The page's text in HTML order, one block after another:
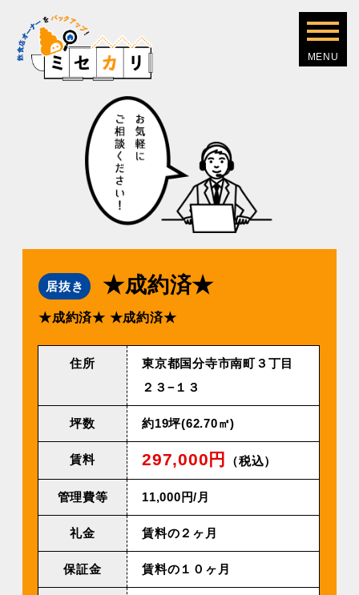
居抜き ★成約済★
★成約済★ ★成約済★
住所
東京都国分寺市南町３丁目
２３−１３
坪数 約19坪(62.70㎡)
賃料 297,000円 （税込）
管理費等 11,000円/⽉
礼金 賃料の２ヶ月
保証金 賃料の１０ヶ月